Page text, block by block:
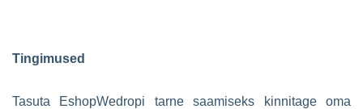
Tingimused
Tasuta EshopWedropi tarne saamiseks kinnitage oma